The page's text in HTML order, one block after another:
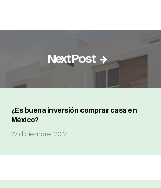
Next Post
¿Es buena inversión comprar casa en
México?
27 diciembre, 2017